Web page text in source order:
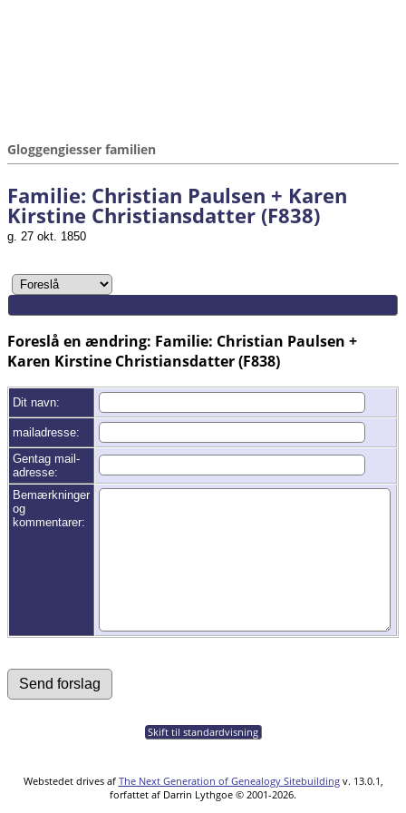
Gloggengiesser familien
Familie: Christian Paulsen + Karen
Kirstine Christiansdatter (F838)
g. 27 okt. 1850
Foreslå en ændring: Familie: Christian Paulsen +
Karen Kirstine Christiansdatter (F838)
Dit navn:
mailadresse:
Gentag mail-
adresse:
Bemærkninger
og
kommentarer:
Skift til standardvisning
Webstedet drives af The Next Generation of Genealogy Sitebuildingv. 13.0.1,
forfattet af Darrin Lythgoe © 2001-2026.